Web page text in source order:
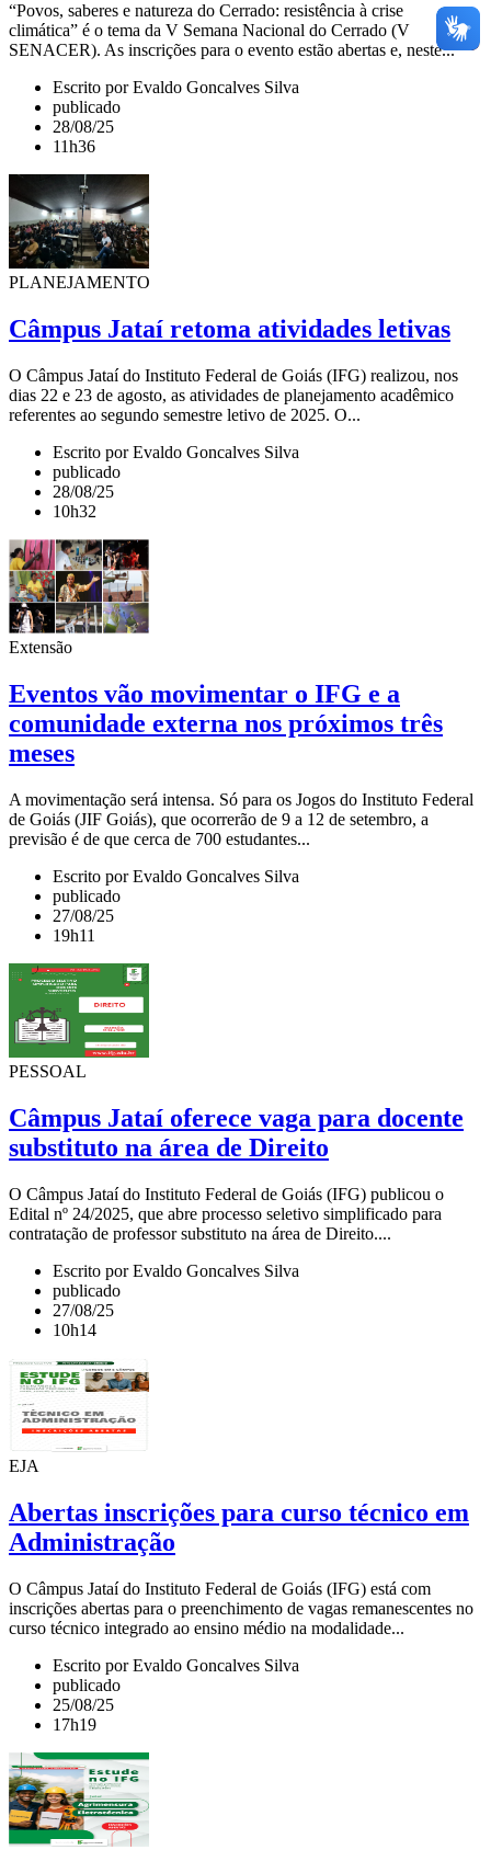
“Povos, saberes e natureza do Cerrado: resistência à crise
climática” é o tema da V Semana Nacional do Cerrado (V
SENACER). As inscrições para o evento estão abertas e, neste...
Escrito por Evaldo Goncalves Silva
publicado
28/08/25
11h36
PLANEJAMENTO
Câmpus Jataí retoma atividades letivas
O Câmpus Jataí do Instituto Federal de Goiás (IFG) realizou, nos
dias 22 e 23 de agosto, as atividades de planejamento acadêmico
referentes ao segundo semestre letivo de 2025. O...
Escrito por Evaldo Goncalves Silva
publicado
28/08/25
10h32
Extensão
Eventos vão movimentar o IFG e a
comunidade externa nos próximos três
meses
A movimentação será intensa. Só para os Jogos do Instituto Federal
de Goiás (JIF Goiás), que ocorrerão de 9 a 12 de setembro, a
previsão é de que cerca de 700 estudantes...
Escrito por Evaldo Goncalves Silva
publicado
27/08/25
19h11
PESSOAL
Câmpus Jataí oferece vaga para docente
substituto na área de Direito
O Câmpus Jataí do Instituto Federal de Goiás (IFG) publicou o
Edital nº 24/2025, que abre processo seletivo simplificado para
contratação de professor substituto na área de Direito....
Escrito por Evaldo Goncalves Silva
publicado
27/08/25
10h14
EJA
Abertas inscrições para curso técnico em
Administração
O Câmpus Jataí do Instituto Federal de Goiás (IFG) está com
inscrições abertas para o preenchimento de vagas remanescentes no
curso técnico integrado ao ensino médio na modalidade...
Escrito por Evaldo Goncalves Silva
publicado
25/08/25
17h19